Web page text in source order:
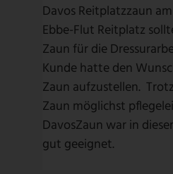
Davos Reitplatzzaun
Ebbe-Flut Reitplatz
Zaun für die
Kunde hatte den
Zaun aufzustellen.
Zaun möglichst
DavosZaun war in
gut geeignet.